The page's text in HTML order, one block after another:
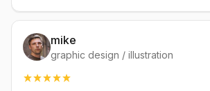
mike
graphic design / illustration